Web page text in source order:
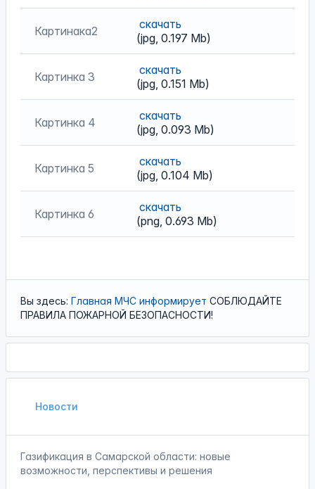
Картинака2
скачать
(jpg, 0.197 Mb)
Картинка 3
скачать
(jpg, 0.151 Mb)
Картинка 4
скачать
(jpg, 0.093 Mb)
Картинка 5
скачать
(jpg, 0.104 Mb)
Картинка 6
скачать
(png, 0.693 Mb)
Вы здесь: Главная МЧС информирует СОБЛЮДАЙТЕ
ПРАВИЛА ПОЖАРНОЙ БЕЗОПАСНОСТИ!
Новости
Газификация в Самарской области: новые
возможности, перспективы и решения